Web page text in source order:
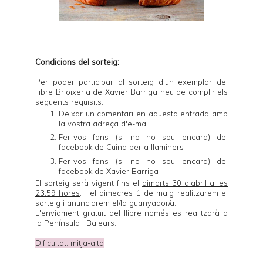
Condicions del sorteig:
Per poder participar al sorteig d'un exemplar del
llibre Brioixeria de Xavier Barriga heu de complir els
següents requisits:
Deixar un comentari en aquesta entrada amb
la vostra adreça d'e-mail
Fer-vos fans (si no ho sou encara) del
facebook de Cuina per a llaminers
Fer-vos fans (si no ho sou encara) del
facebook de Xavier Barriga
El sorteig serà vigent fins el dimarts 30 d'abril a les
23:59 hores . I el dimecres 1 de maig realitzarem el
sorteig i anunciarem el/la guanyador/a.
L'enviament gratuït del llibre només es realitzarà a
la Península i Balears.
Dificultat: mitja-alta